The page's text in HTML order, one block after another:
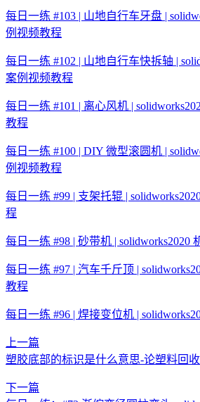
每日一练 #103 | 山地自行车牙盘 |
例视频教程
每日一练 #102 | 山地自行车快拆轴 |
案例视频教程
每日一练 #101 | 离心风机 |
教程
每日一练 #100 | DIY 微型滚圆机 |
例视频教程
每日一练 #99 | 支架托辊 |
程
每日一练 #98 | 砂带机 | solidworks2020
每日一练 #97 | 汽车千斤顶 |
教程
每日一练 #96 | 焊接变位机 |
上一篇
塑胶底部的标识是什么意思-论塑料回
下一篇